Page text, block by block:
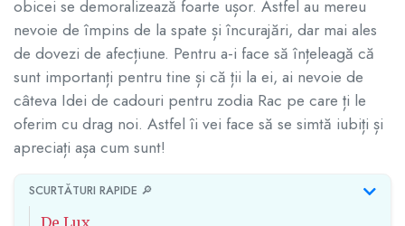
obicei se demoralizează foarte ușor. Astfel au mereu
nevoie de împins de la spate și încurajări, dar mai ales
de dovezi de afecțiune. Pentru a-i face să înțeleagă că
sunt importanți pentru tine și că ții la ei, ai nevoie de
câteva Idei de cadouri pentru zodia Rac pe care ți le
oferim cu drag noi. Astfel îi vei face să se simtă iubiți și
apreciați așa cum sunt!
SCURTĂTURI RAPIDE 🔎
De Lux